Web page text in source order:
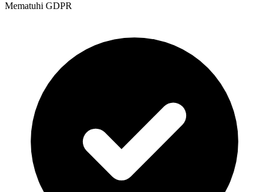
Mematuhi GDPR